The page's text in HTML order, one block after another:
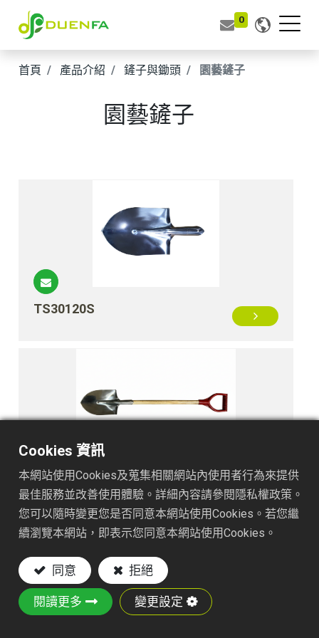
0
首頁 產品介紹 鏟子與鋤頭 園藝鏟子
園藝鏟子
TS30120S
TS30120SRD
Cookies 資訊
本網站使用Cookies及蒐集相關網站內使用者行為來提供
最佳服務並改善使用體驗。詳細內容請參閱隱私權政策。
您可以隨時變更您是否同意本網站使用Cookies。若您繼
續瀏覽本網站，即表示您同意本網站使用Cookies。
同意 拒絕
閱讀更多 變更設定